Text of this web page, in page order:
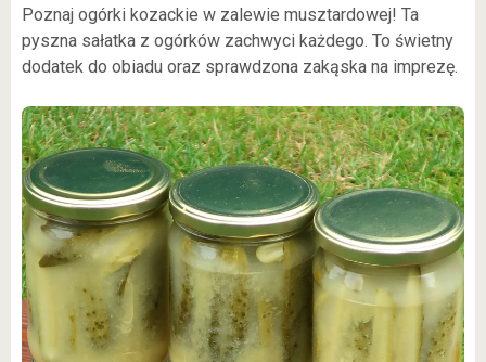
Poznaj ogórki kozackie w zalewie musztardowej! Ta
pyszna sałatka z ogórków zachwyci każdego. To świetny
dodatek do obiadu oraz sprawdzona zakąska na imprezę.